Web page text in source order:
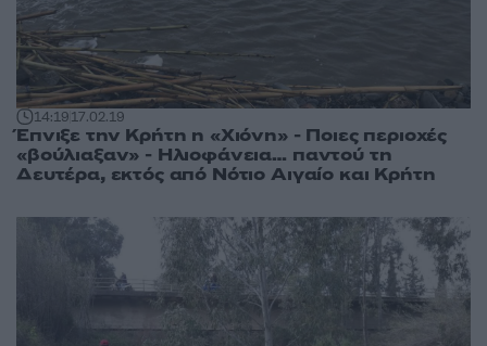
14:1917.02.19
Έπνιξε την Κρήτη η «Χιόνη» - Ποιες περιοχές
«βούλιαξαν» - Ηλιοφάνεια… παντού τη
Δευτέρα, εκτός από Νότιο Αιγαίο και Κρήτη